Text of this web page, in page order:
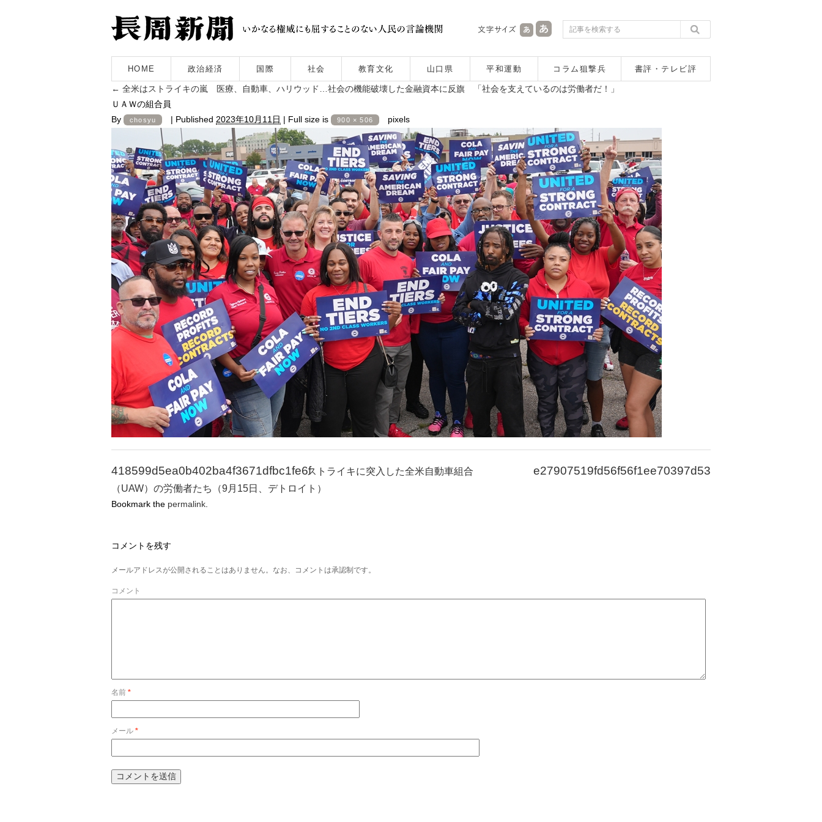
HOME 政治経済 国際 社会 教育文化 山口県 平和運動 コラム狙撃兵 書評・テレビ評
← 全米はストライキの嵐 医療、自動車、ハリウッド…社会の機能破壊した金融資本に反旗 「社会を支えているのは労働者だ！」
ＵＡＷの組合員
By
chosyu | Published 2023年10月11日 | Full size is 900 × 506 pixels
418599d5ea0b402ba4f3671dfbc1fe6f e27907519fd56f56f1ee70397d53dfeb
ストライキに突入した全米自動車組合
（UAW）の労働者たち（9月15日、デトロイト）
Bookmark the permalink
コメントを残す
メールアドレスが公開されることはありません。なお、コメントは承認制です。
コメント
名前 *
メール *